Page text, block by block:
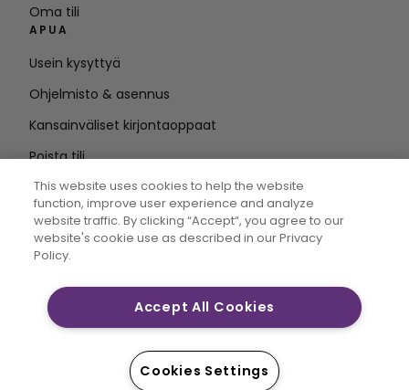
Oma tili
APUA
Usein kysyttyä
Ohjelmisto & asennus
Kansainväliset kirjontaoppaat
Poista tili
Anna
sähköpostiosoite
CREATIVATE MYSEWNET ovat Singer Sourcing Limited
Sourcing Limited LLC tai sen tytäryhtiöt. Kaikki oikeudet
This website uses cookies to help the website
function, improve user experience and analyze
website traffic. By clicking “Accept“, you agree to our
website's cookie use as described in our Privacy
Policy.
Accept All Cookies
Cookies Settings